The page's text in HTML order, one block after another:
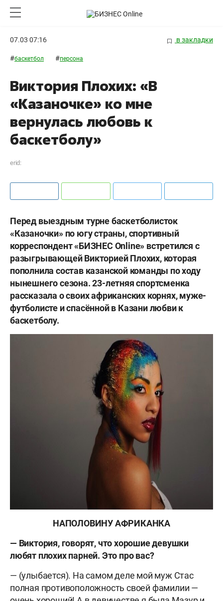
07.03 07:16 в закладки
#баскетбол #персона
Виктория Плохих: «В
«Казаночке» ко мне
вернулась любовь к
баскетболу»
erid:
Перед выездным турне баскетболисток
«Казаночки» по югу страны, спортивный
корреспондент «БИЗНЕС Online» встретился с
разыгрывающей Викторией Плохих, которая
пополнила состав казанской команды по ходу
нынешнего сезона. 23-летняя спортсменка
рассказала о своих африканских корнях, муже-
футболисте и спасённой в Казани любви к
баскетболу.
НАПОЛОВИНУ АФРИКАНКА
— Виктория, говорят, что хорошие девушки
любят плохих парней. Это про вас?
— (улыбается). На самом деле мой муж Стас
полная противоположность своей фамилии —